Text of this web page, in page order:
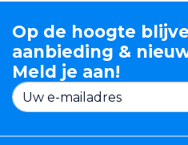
Op de hoogte
aanbieding &
Meld je aan!